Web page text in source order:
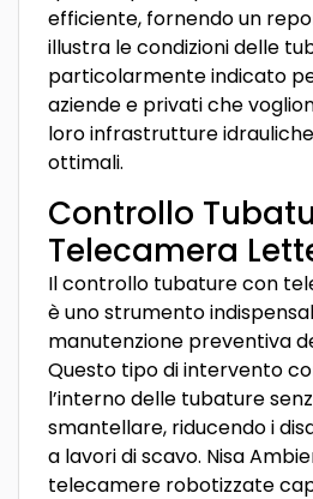
efficiente, fornendo un
illustra le condizioni delle
particolarmente indicato
aziende e privati che
loro infrastrutture
ottimali.
Controllo
Telecamera
Il controllo tubature con
è uno strumento
manutenzione preventiva
Questo tipo di intervento
l’interno delle tubature
smantellare, riducendo i
a lavori di scavo. Nisa
telecamere robotizzate